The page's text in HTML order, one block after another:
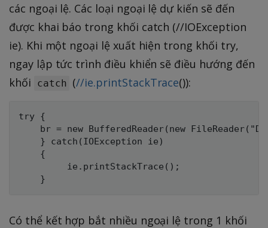
các ngoại lệ. Các loại ngoại lệ dự kiến sẽ đến
được khai báo trong khối catch (//IOException
ie). Khi một ngoại lệ xuất hiện trong khối try,
ngay lập tức trình điều khiển sẽ điều hướng đến
khối
catch (//ie.printStackTrace()):
try {
br = new BufferedReader(new
    } catch(IOException ie)
    {
         ie.printStackTrace();
Có thể kết hợp bắt nhiều ngoại lệ trong 1 khối